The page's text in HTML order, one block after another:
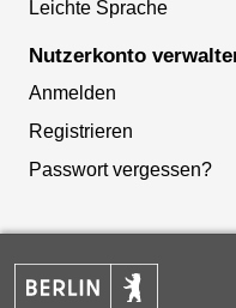
Leichte Sprache
Nutzerkonto
Anmelden
Registrieren
Passwort vergessen?